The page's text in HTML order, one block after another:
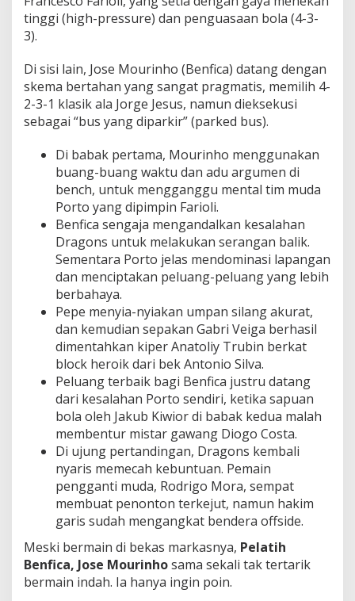
tinggi (high-pressure) dan penguasaan bola (4-3-
3).
Di sisi lain, Jose Mourinho (Benfica) datang dengan
skema bertahan yang sangat pragmatis, memilih 4-
2-3-1 klasik ala Jorge Jesus, namun dieksekusi
sebagai “bus yang diparkir” (parked bus).
Di babak pertama, Mourinho menggunakan
buang-buang waktu dan adu argumen di
bench, untuk mengganggu mental tim muda
Porto yang dipimpin Farioli.
Benfica sengaja mengandalkan kesalahan
Dragons untuk melakukan serangan balik.
Sementara Porto jelas mendominasi lapangan
dan menciptakan peluang-peluang yang lebih
berbahaya.
Pepe menyia-nyiakan umpan silang akurat,
dan kemudian sepakan Gabri Veiga berhasil
dimentahkan kiper Anatoliy Trubin berkat
block heroik dari bek Antonio Silva.
Peluang terbaik bagi Benfica justru datang
dari kesalahan Porto sendiri, ketika sapuan
bola oleh Jakub Kiwior di babak kedua malah
membentur mistar gawang Diogo Costa.
Di ujung pertandingan, Dragons kembali
nyaris memecah kebuntuan. Pemain
pengganti muda, Rodrigo Mora, sempat
membuat penonton terkejut, namun hakim
garis sudah mengangkat bendera offside.
Meski bermain di bekas markasnya, Pelatih
Benfica, Jose Mourinhosama sekali tak tertarik
bermain indah. Ia hanya ingin poin.